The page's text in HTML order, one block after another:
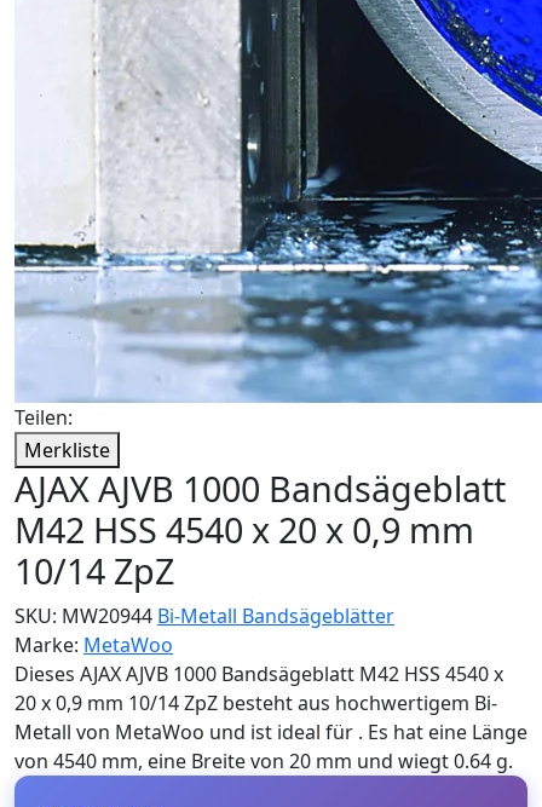
Teilen:
Merkliste
AJAX AJVB 1000 Bandsägeblatt
M42 HSS 4540 x 20 x 0,9 mm
10/14 ZpZ
SKU: MW20944 Bi-Metall Bandsägeblätter
Marke: MetaWoo
Dieses AJAX AJVB 1000 Bandsägeblatt M42 HSS 4540 x
20 x 0,9 mm 10/14 ZpZ besteht aus hochwertigem Bi-
Metall von MetaWoo und ist ideal für . Es hat eine Länge
von 4540 mm, eine Breite von 20 mm und wiegt 0.64 g.